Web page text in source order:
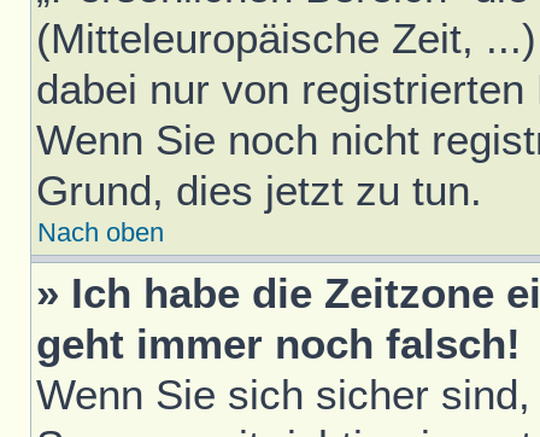
(Mitteleuropäische Zeit,
dabei nur von
Wenn Sie noch nicht
Grund, dies jetzt zu tun.
Nach oben
» Ich habe die Zeitzone
geht immer noch falsch!
Wenn Sie sich sicher